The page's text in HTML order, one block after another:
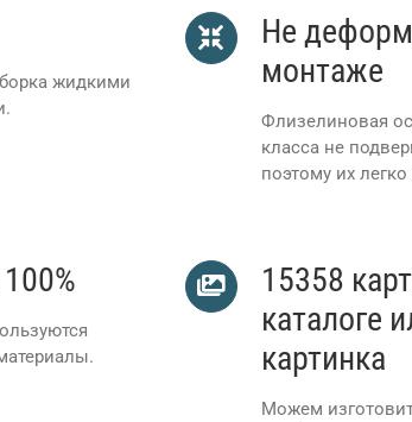
жидкими
Не
монтаже
Флизелиновая
класса не
поэтому их
15358
каталоге
картинка
Можем